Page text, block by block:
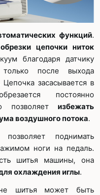
функций.
цепочки ниток
благодаря датчику
только после выхода
засасывается в
постоянно
позволяет избежать
воздушного потока.
поднимать
ноги на педаль.
шитья машины, она
охлаждения иглы.
шитья может быть